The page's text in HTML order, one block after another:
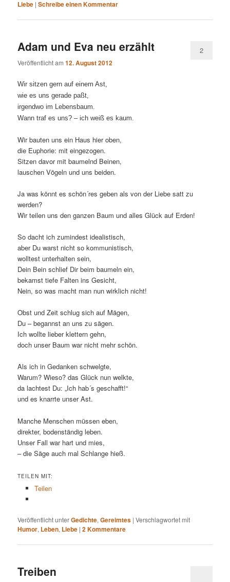
Liebe |Schreibe einen Kommentar
Adam und Eva neu erzählt
Veröffentlicht am12. August 2012
2
Wir sitzen gern auf einem Ast,
wie es uns gerade paßt,
irgendwo im Lebensbaum.
Wann traf es uns? – ich weiß es kaum.
Wir bauten uns ein Haus hier oben,
die Euphorie: mit eingezogen.
Sitzen davor mit baumelnd Beinen,
lauschen Vögeln und uns beiden.
Ja was könnt es schön´res geben als von der Liebe satt zu
werden?
Wir teilen uns den ganzen Baum und alles Glück auf Erden!
So dacht ich zumindest idealistisch,
aber Du warst nicht so kommunistisch,
wolltest unterhalten sein,
Dein Bein schlief Dir beim baumeln ein,
bekamst tiefe Falten ins Gesicht,
Nein, so was macht man nun wirklich nicht!
Obst und Zeit schlug sich auf Mägen,
Du – begannst an uns zu sägen.
Ich wollte lieber klettern gehn,
doch unser Baum war nicht mehr schön.
Als ich in Gedanken schwelgte,
Warum? Wieso? das Glück nun welkte,
da lachtest Du: „Ich hab´s geschafft!“
und es knarrte unser Ast.
Manche Menschen müssen eben,
direkter, bodenständig leben.
Unser Fall war hart und mies,
– die Säge auch mal Schlange hieß.
TEILEN MIT:
Teilen
Veröffentlicht unterGedichte,Gereimtes |Verschlagwortet mit
Humor, Leben, Liebe |2Kommentare
Treiben